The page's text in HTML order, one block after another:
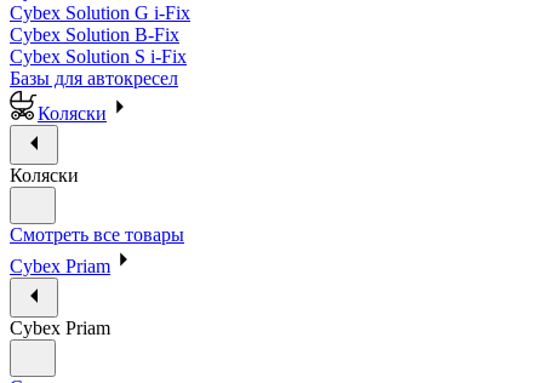
Cybex Solution G i-Fix
Cybex Solution B-Fix
Cybex Solution S i-Fix
Базы для автокресел
Коляски
Коляски
Смотреть все товары
Cybex Priam
Cybex Priam